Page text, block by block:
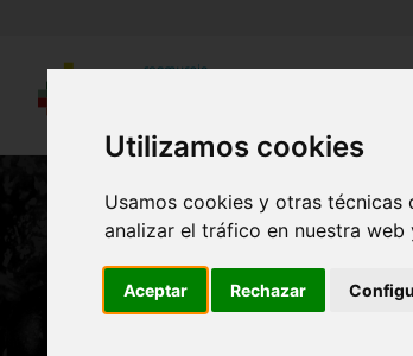
Utilizamos cookies
Usamos cookies y otras
analizar el tráfico en nuestra
Aceptar Rechazar